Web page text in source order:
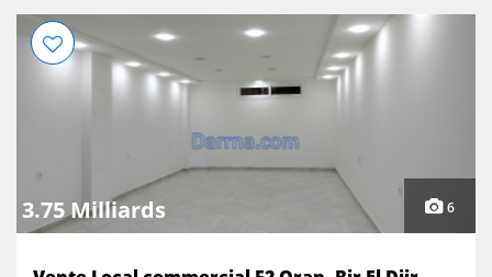
3.75 Milliards 6